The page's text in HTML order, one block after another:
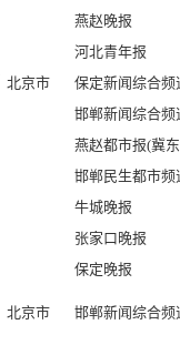
北京市
燕赵晚报
河北青年报
保定新闻综合频
邯郸新闻综合频
燕赵都市报(冀
邯郸民生都市频
牛城晚报
张家口晚报
保定晚报
北京市 邯郸新闻综合频